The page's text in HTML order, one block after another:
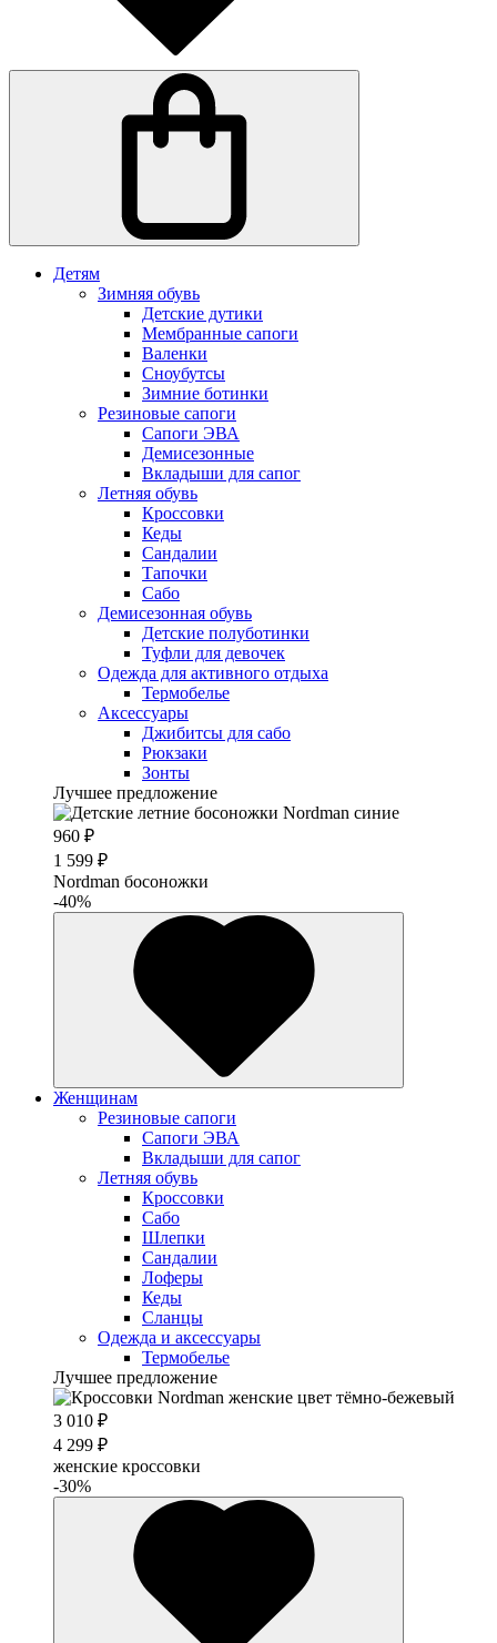
Детям
Зимняя обувь
Детские дутики
Мембранные сапоги
Валенки
Сноубутсы
Зимние ботинки
Резиновые сапоги
Сапоги ЭВА
Демисезонные
Вкладыши для сапог
Летняя обувь
Кроссовки
Кеды
Сандалии
Тапочки
Сабо
Демисезонная обувь
Детские полуботинки
Туфли для девочек
Одежда для активного отдыха
Термобелье
Аксессуары
Джибитсы для сабо
Рюкзаки
Зонты
Лучшее предложение
960 ₽
1 599 ₽
Nordman босоножки
-40%
Женщинам
Резиновые сапоги
Cапоги ЭВА
Вкладыши для сапог
Летняя обувь
Кроссовки
Сабо
Шлепки
Сандалии
Лоферы
Кеды
Сланцы
Одежда и аксессуары
Термобелье
Лучшее предложение
3 010 ₽
4 299 ₽
женские кроссовки
-30%